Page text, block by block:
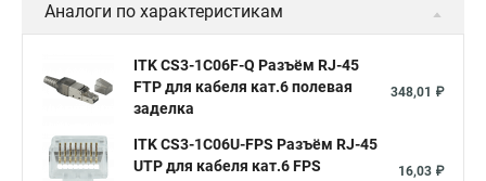
Аналоги по характеристикам
ITK CS3-1C06F-Q Разъём RJ-45
FTP для кабеля кат.6 полевая
заделка
348,01 ₽
ITK CS3-1C06U-FPS Разъём RJ-45
UTP для кабеля кат.6 FPS
16,03 ₽